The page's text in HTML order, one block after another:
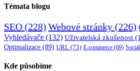
Témata blogu
SEO (228) Webové stránky (226)
Vyhledávače (132) Uživatelská zkušenost
Optimalizace (89) URL (73) E-commerce (69)
Kde působíme